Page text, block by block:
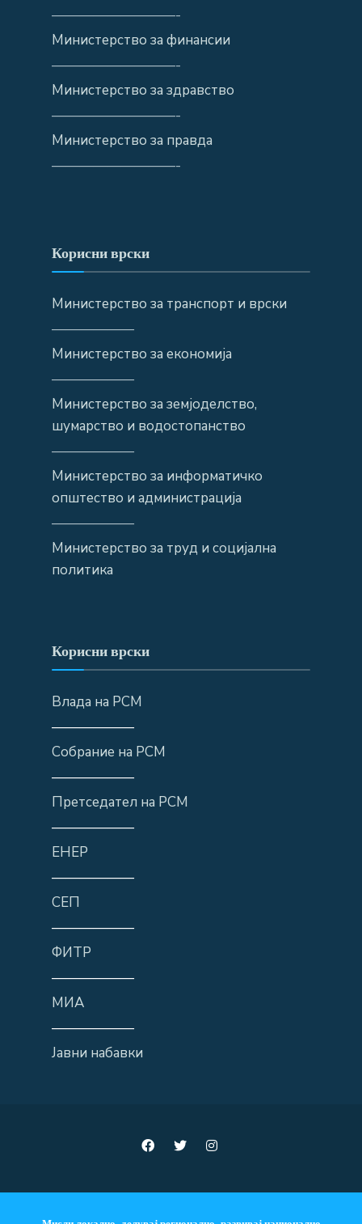
—————————-
Министерство за финансии
—————————-
Министерство за здравство
—————————-
Министерство за правда
—————————-
Корисни врски
Министерство за транспорт и врски
——————
Министерство за економија
——————
Министерство за земјоделство,
шумарство и водостопанство
——————
Министерство за информатичко
општество и администрација
——————
Министерство за труд и социјална
политика
Корисни врски
Влада на РСМ
——————
Собрание на РСМ
——————
Претседател на РСМ
——————
ЕНЕР
——————
СЕП
——————
ФИТР
——————
МИА
——————
Јавни набавки